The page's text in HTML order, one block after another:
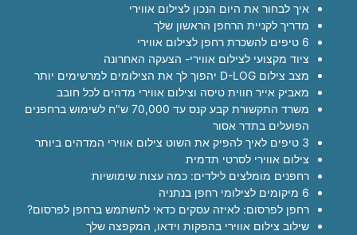
איך לבחור את היום הנכון לצילום אווירי
מדריך לקניית הרחפן הראשון שלך
6 טיפים להשכרת רחפן לצילום אווירי
ציוד מקצועי לצילום אווירי- הצעקה האחרונה
מצב צילום D-LOG יהפוך לך את הצילומים למרשימים יותר
מאביק אייר חווית טיסה וצילום אווירי מדהים לכל חובב
משרד התקשורת קבע קנס עד 70,000 ש"ח לשימוש ברחפנים
הפועלים בתדר אסור
3 טיפים לאיך להפיק את השוט צילום אווירי המדהים ביותר
צילום אווירי לסרטי תדמית
רחפנים מומלצים לילדים: כמה עצות שימושיות
6 מיקומים לצילומי רחפן בנתניה
רחפן לפרסום: לאיזה עסקים כדאי להשתמש ברחפן לפרסום?
שילוב צילום אווירי בהפקות וידאו, המקפצה שלך